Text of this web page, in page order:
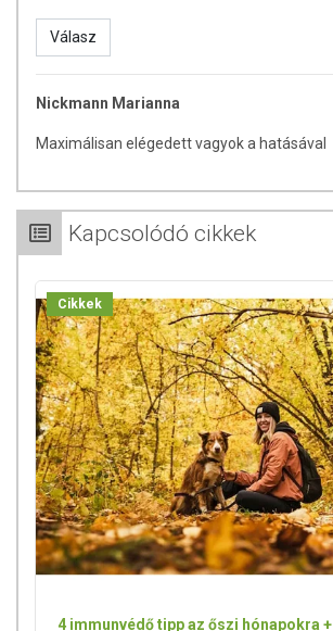
Válasz
Nickmann Marianna
Maximálisan elégedett vagyok a hatásával
Kapcsolódó cikkek
Cikkek
4 immunvédő tipp az őszi hónapokra +